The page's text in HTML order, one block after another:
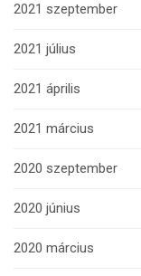
2021 szeptember
2021 július
2021 április
2021 március
2020 szeptember
2020 június
2020 március